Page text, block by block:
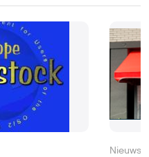
Nieuws